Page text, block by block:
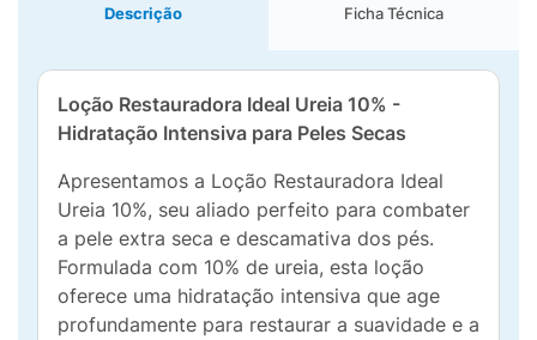
Descrição Ficha Técnica
Loção Restauradora Ideal Ureia 10% -
Hidratação Intensiva para Peles Secas
Apresentamos a Loção Restauradora Ideal
Ureia 10%, seu aliado perfeito para combater
a pele extra seca e descamativa dos pés.
Formulada com 10% de ureia, esta loção
oferece uma hidratação intensiva que age
profundamente para restaurar a suavidade e a